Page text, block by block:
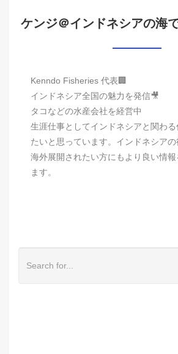
ケンジ＠インドネシアの
Kenndo Fisheries 代表🏢
インドネシア全国の魅力を発信🎥
タコなどの水産会社を経営中
生涯仕事としてインドネシアと関わる
たいと思っています。インドネシアの
海外展開されたい方にもより良い情報
ます。